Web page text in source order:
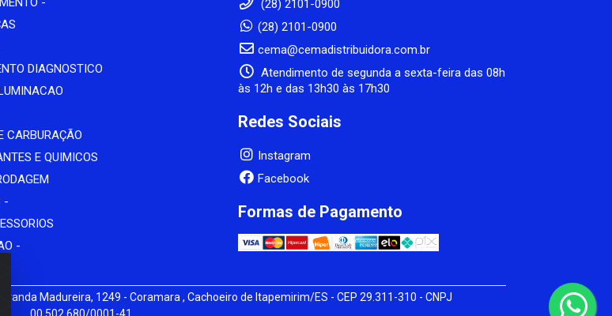
DIAGNOSTICO
CARBURAÇÃO
E QUIMICOS
-
-
(28) 2101-0900
(28) 2101-0900
cema@cemadistribuidora.com.br
Atendimento de segunda a sexta-feira das 08h
às 12h e das 13h30 às 17h30
Redes Sociais
Instagram
Facebook
Formas de Pagamento
Madureira, 1249 - Coramara , Cachoeiro de Itapemirim/ES - CEP 29.311-310 - CNPJ
00.502.680/0001-41